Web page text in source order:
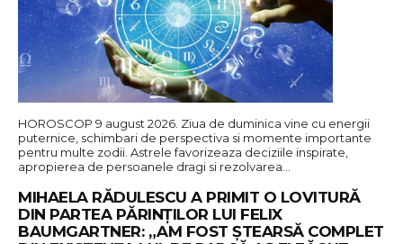
HOROSCOP 9 august 2026. Ziua de duminica vine cu energii
puternice, schimbari de perspectiva si momente importante
pentru multe zodii. Astrele favorizeaza deciziile inspirate,
apropierea de persoanele dragi si rezolvarea…
MIHAELA RĂDULESCU A PRIMIT O LOVITURĂ
DIN PARTEA PĂRINȚILOR LUI FELIX
BAUMGARTNER: „AM FOST ȘTEARSĂ COMPLET